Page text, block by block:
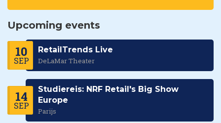
Upcoming events
10
SEP
RetailTrends Live
DeLaMar Theater
14
SEP
Studiereis: NRF Retail's Big Show
Europe
Parijs